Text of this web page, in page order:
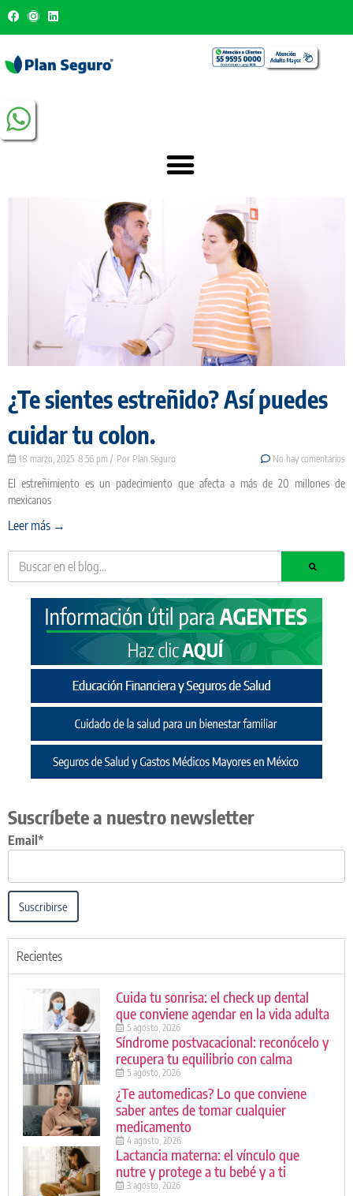
¿Te sientes estreñido? Así puedes
cuidar tu colon.
Plan Seguro
18 marzo, 2025 8:56 pm No hay comentarios
El estreñimiento es un padecimiento que afecta a más de 20 millones de
mexicanos
Leer más →
Suscríbete a nuestro newsletter
Email*
Suscribirse
Recientes
Cuida tu sonrisa: el check up dental
que conviene agendar en la vida adulta
5 agosto, 2026
Síndrome postvacacional: reconócelo y
recupera tu equilibrio con calma
5 agosto, 2026
¿Te automedicas? Lo que conviene
saber antes de tomar cualquier
medicamento
4 agosto, 2026
Lactancia materna: el vínculo que
nutre y protege a tu bebé y a ti
3 agosto, 2026